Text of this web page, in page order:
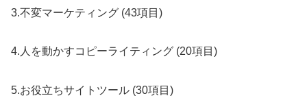
3.不変マーケティング (43項目)
4.人を動かすコピーライティング (20項目)
5.お役立ちサイトツール (30項目)